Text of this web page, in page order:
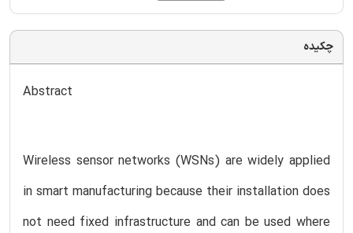
چکیده
Abstract
Wireless sensor networks (WSNs) are widely applied
in smart manufacturing because their installation does
not need fixed infrastructure and can be used where